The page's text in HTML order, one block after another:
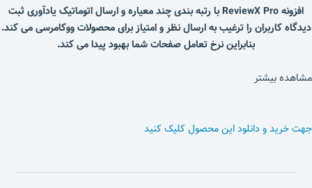
افزونه ReviewX Pro با رتبه بندی چند معیاره و ارسال اتوماتیک یادآوری ثبت
دیدگاه کاربران را ترغیب به ارسال نظر و امتیاز برای محصولات ووکامرسی می کند.
بنابراین نرخ تعامل صفحات شما بهبود پیدا می کند.
مشاهده بیشتر
جهت خرید و دانلود این محصول کلیک کنید